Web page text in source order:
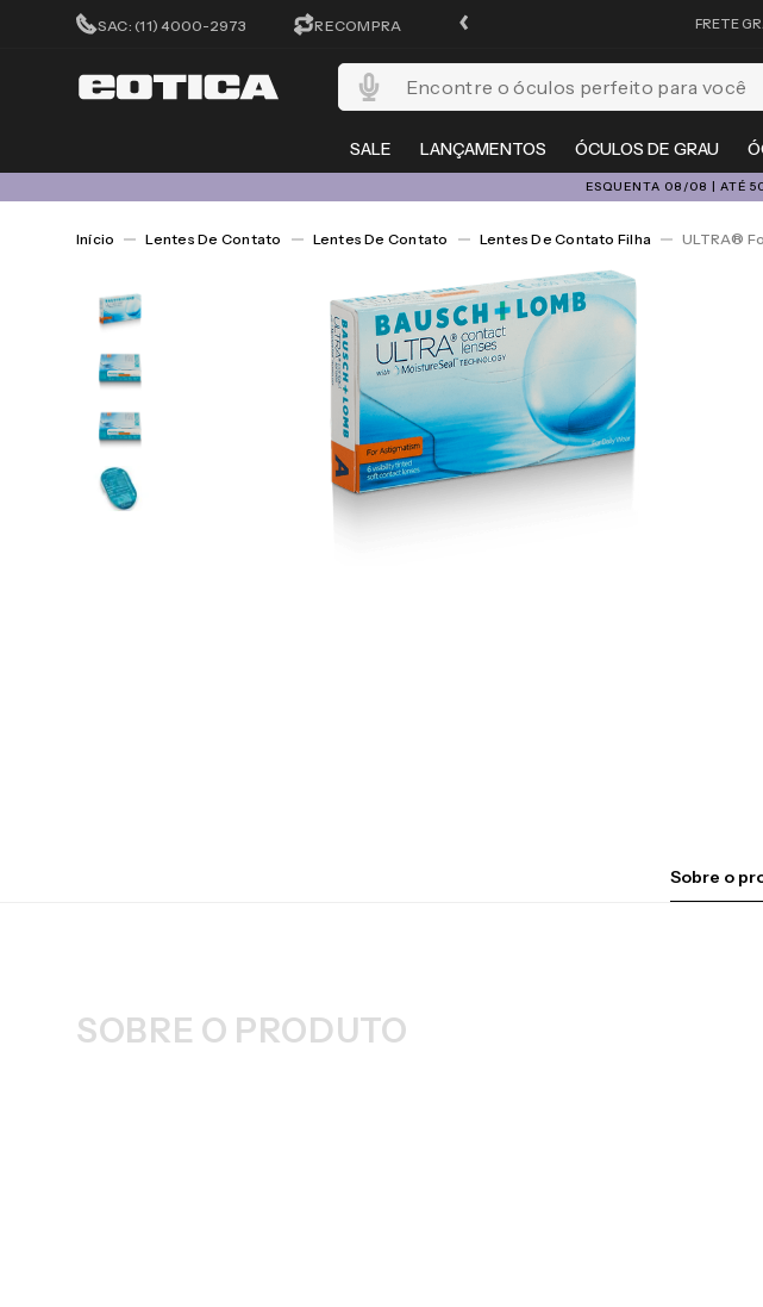
SAC: (11) 4000-2973 RECOMPRA
CADASTRA-SE E GANHE 15%OFF FRETE
SALE LANÇAMENTOS ÓCULOS DE GRAU
Encontre o óculos perfeito para você
ESQUENTA 08/08 | ATÉ
Lentes De Contato Lentes De Contato Lentes De Contato Filha
Sobre o
SOBRE O PRODUTO